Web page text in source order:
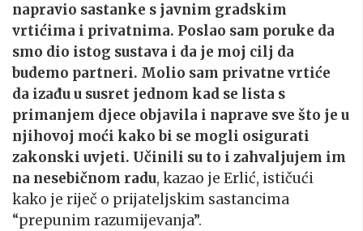
napravio sastanke s javnim gradskim
vrtićima i privatnima. Poslao sam poruke da
smo dio istog sustava i da je moj cilj da
budemo partneri. Molio sam privatne vrtiće
da izađu u susret jednom kad se lista s
primanjem djece objavila i naprave sve što je u
njihovoj moći kako bi se mogli osigurati
zakonski uvjeti. Učinili su to i zahvaljujem im
na nesebičnom radu, kazao je Erlić, ističući
kako je riječ o prijateljskim sastancima
“prepunim razumijevanja”.